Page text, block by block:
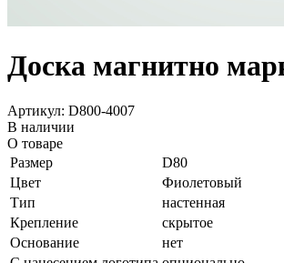
Доска магнитно
Артикул: D800-4007
В наличии
О товаре
Размер
D80
Цвет
Фиолетовый
Тип
настенная
Крепление
скрытое
Основание
нет